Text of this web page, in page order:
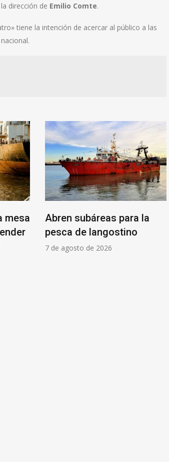
dirección de Emilio Comte.
tiene la intención de acercar al público a las
mesa
Abren subáreas para la
pesca de langostino
7 de agosto de 2026